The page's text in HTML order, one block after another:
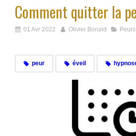
Comment quitter la
01 Avr 2022 Olivier Bonald
peur éveil